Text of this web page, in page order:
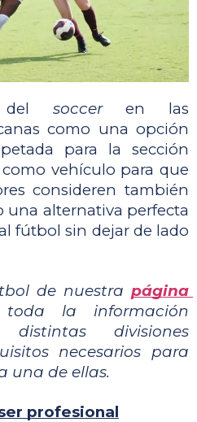
del soccer en las
como una opción
para la sección
vehículo para que
consideren también
una alternativa perfecta
fútbol sin dejar de lado
de nuestra página
toda la información
divisiones
necesarios para
una de ellas.
profesional